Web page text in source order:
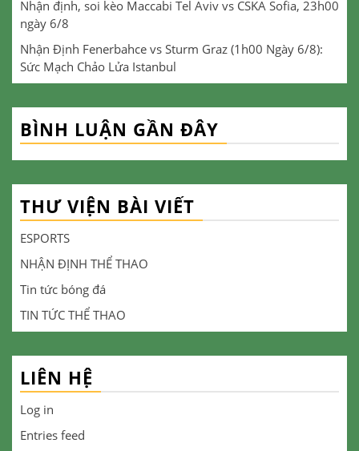
Nhận định, soi kèo Maccabi Tel Aviv vs CSKA Sofia, 23h00
ngày 6/8
Nhận Định Fenerbahce vs Sturm Graz (1h00 Ngày 6/8):
Sức Mạch Chảo Lửa Istanbul
BÌNH LUẬN GẦN ĐÂY
THƯ VIỆN BÀI VIẾT
ESPORTS
NHẬN ĐỊNH THỂ THAO
Tin tức bóng đá
TIN TỨC THỂ THAO
LIÊN HỆ
Log in
Entries feed